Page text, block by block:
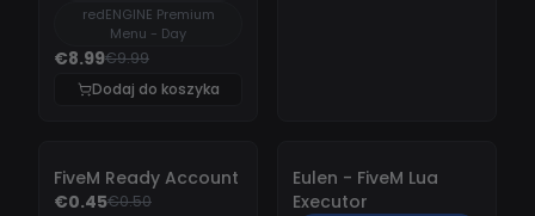
redENGINE Premium
Menu - Day
€8.99€9.99
Dodaj do koszyka
FiveM Ready Account
€0.45€0.50
10%
Eulen - FiveM Lua
Executor